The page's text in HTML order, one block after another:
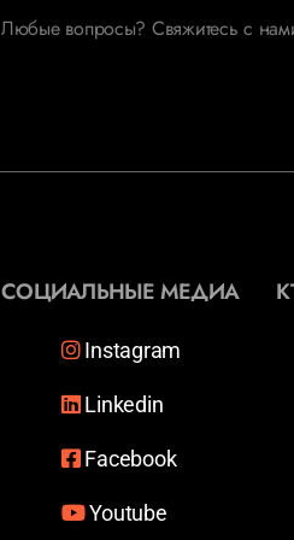
Любые вопросы? Свяжитесь с
СОЦИАЛЬНЫЕ МЕДИА
Instagram
Linkedin
Facebook
Youtube